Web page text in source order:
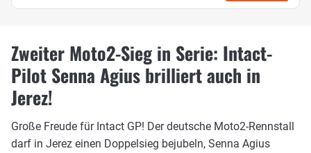
Zweiter Moto2-Sieg in Serie: Intact-
Pilot Senna Agius brilliert auch in
Jerez!
Große Freude für Intact GP! Der deutsche Moto2-Rennstall
darf in Jerez einen Doppelsieg bejubeln, Senna Agius